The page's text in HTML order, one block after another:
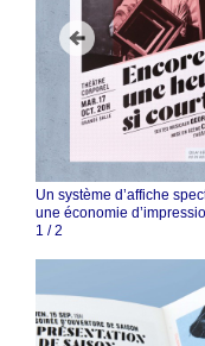
Un système d’affiche
une économie
1 /2